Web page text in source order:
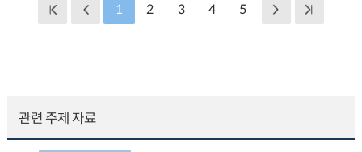
1 2 3 4 5
관련 주제 자료